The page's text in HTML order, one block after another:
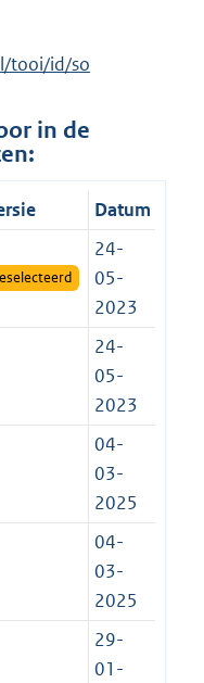
tooi/id/so
in de
Datum
24-
05-
2023
24-
05-
2023
04-
03-
2025
04-
03-
2025
29-
01-